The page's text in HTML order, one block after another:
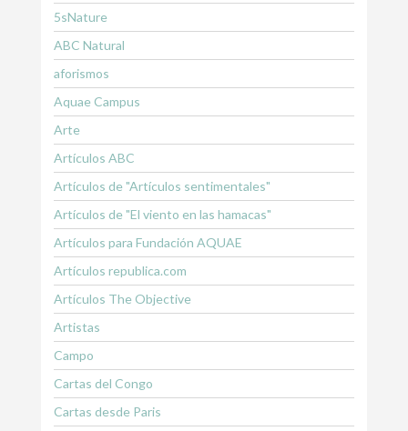
5sNature
ABC Natural
aforismos
Aquae Campus
Arte
Artículos ABC
Artículos de "Artículos sentimentales"
Artículos de "El viento en las hamacas"
Artículos para Fundación AQUAE
Artículos republica.com
Artículos The Objective
Artistas
Campo
Cartas del Congo
Cartas desde Paris